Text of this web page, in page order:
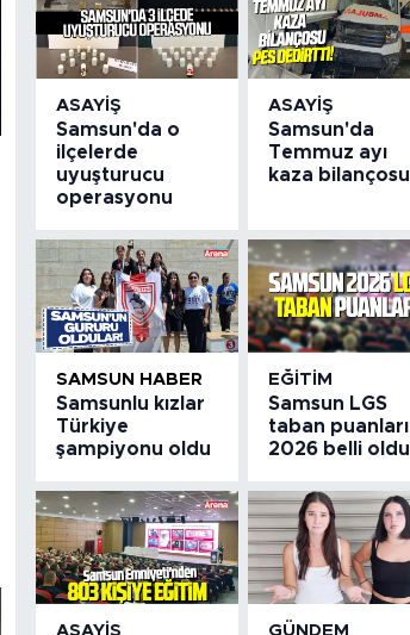
ASAYIŞ
Samsun'da o
ilçelerde
uyuşturucu
operasyonu
ASAYIŞ
Samsun'da
Temmuz ayı
kaza bilançosu
SAMSUN HABER
Samsunlu kızlar
Türkiye
şampiyonu oldu
EĞITIM
Samsun LGS
taban puanları
2026 belli oldu
ASAYIŞ
GÜNDEM